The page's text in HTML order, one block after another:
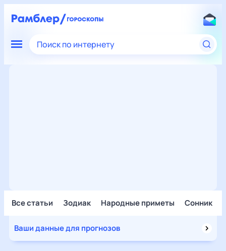
Поиск по интернету
Все статьи Зодиак Народные приметы Сонник
Ваши данные для прогнозов